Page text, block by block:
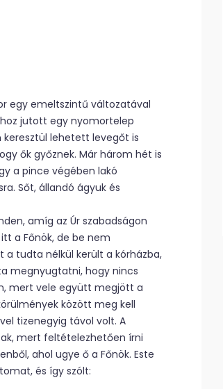
egy emeltszintű változatával
jutott egy nyomortelep
lehetett levegőt is
ők győznek. Már három hét is
a pince végében lakó
Sőt, állandó ágyuk és
amíg az Úr szabadságon
a Főnök, de be nem
tudta nélkül került a kórházba,
megnyugtatni, hogy nincs
mert vele együtt megjött a
között meg kell
tizenegyig távol volt. A
mert feltételezhetően írni
ahol ugye ő a Főnök. Este
és így szólt: